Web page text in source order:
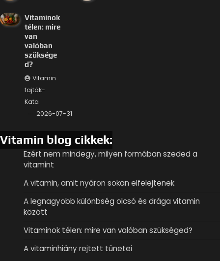
Vitaminok
télen: mire
van
valóban
szüksége
d?
Vitamin
fajták-
Kata
2026-07-31
Vitamin blog cikkek:
Ezért nem mindegy, milyen formában szeded a
vitamint
A vitamin, amit nyáron sokan elfelejtenek
A legnagyobb különbség olcsó és drága vitamin
között
Vitaminok télen: mire van valóban szükséged?
A vitaminhiány rejtett tünetei